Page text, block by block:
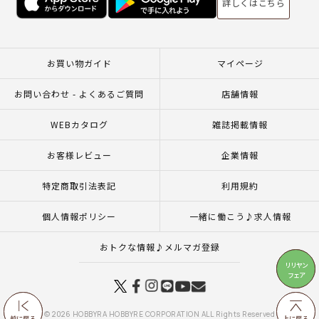
リリヤン
フェア
リリヤン
フェア
お買い物ガイド マイページ
お問い合わせ - よくあるご質問 店舗情報
WEBカタログ 雑誌掲載情報
お客様レビュー 企業情報
特定商取引法表記 利用規約
個人情報ポリシー 一緒に働こう♪求人情報
おトクな情報♪メルマガ登録
© 2026 HOBBYRA HOBBYRE CORPORATION ALL Rights Reserved